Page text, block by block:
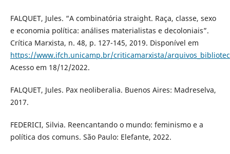
FALQUET, Jules. “A combinatória straight. Raça, classe, sexo
e economia política: análises materialistas e decoloniais”.
Crítica Marxista, n. 48, p. 127-145, 2019. Disponível em
https://www.ifch.unicamp.br/criticamarxista/
Acesso em 18/12/2022.
FALQUET, Jules. Pax neoliberalia. Buenos Aires: Madreselva,
2017.
FEDERICI, Silvia. Reencantando o mundo: feminismo e a
política dos comuns. São Paulo: Elefante, 2022.